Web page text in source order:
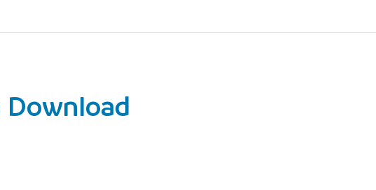
Download